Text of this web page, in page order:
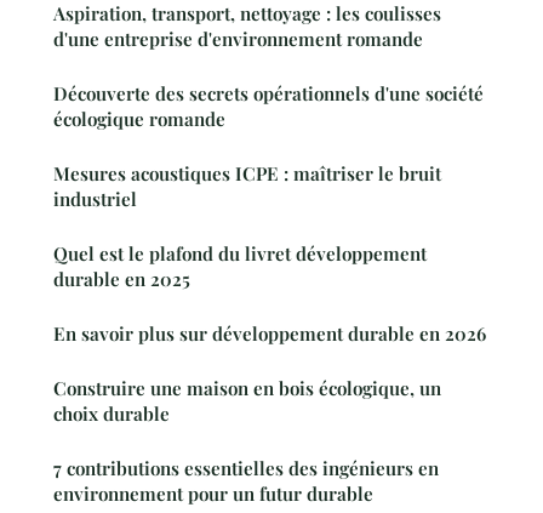
Aspiration, transport, nettoyage : les coulisses
d'une entreprise d'environnement romande
Découverte des secrets opérationnels d'une société
écologique romande
Mesures acoustiques ICPE : maîtriser le bruit
industriel
Quel est le plafond du livret développement
durable en 2025
En savoir plus sur développement durable en 2026
Construire une maison en bois écologique, un
choix durable
7 contributions essentielles des ingénieurs en
environnement pour un futur durable